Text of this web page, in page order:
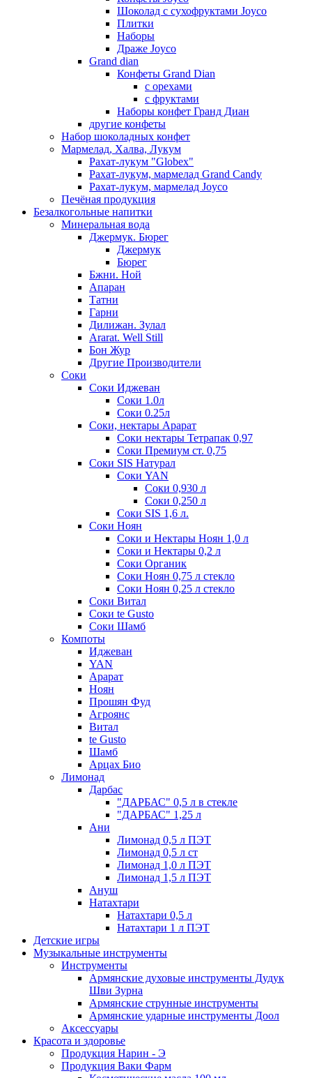
Шоколад с сухофруктами Joyco
Плитки
Наборы
Драже Joyco
Grand dian
Конфеты Grand Dian
с орехами
с фруктами
Наборы конфет Гранд Диан
другие конфеты
Набор шоколадных конфет
Мармелад, Халва, Лукум
Рахат-лукум "Globex"
Рахат-лукум, мармелад Grand Candy
Рахат-лукум, мармелад Joyco
Печёная продукция
Безалкогольные напитки
Минеральная вода
Джермук. Бюрег
Джермук
Бюрег
Бжни. Ной
Апаран
Татни
Гарни
Дилижан. Зулал
Ararat. Well Still
Бон Жур
Другие Производители
Соки
Соки Иджеван
Соки 1.0л
Соки 0.25л
Соки, нектары Арарат
Соки нектары Тетрапак 0,97
Соки Премиум ст. 0,75
Соки SIS Натурал
Соки YAN
Соки 0,930 л
Соки 0,250 л
Соки SIS 1,6 л.
Соки Ноян
Соки и Нектары Ноян 1,0 л
Соки и Нектары 0,2 л
Соки Органик
Соки Ноян 0,75 л стекло
Соки Ноян 0,25 л стекло
Соки Витал
Соки te Gusto
Соки Шамб
Компоты
Иджеван
YAN
Арарат
Ноян
Прошян Фуд
Агроянс
Витал
te Gusto
Шамб
Арцах Био
Лимонад
Дарбас
"ДАРБАС" 0,5 л в стекле
"ДАРБАС" 1,25 л
Ани
Лимонад 0,5 л ПЭТ
Лимонад 0,5 л ст
Лимонад 1,0 л ПЭТ
Лимонад 1,5 л ПЭТ
Ануш
Натахтари
Натахтари 0,5 л
Натахтари 1 л ПЭТ
Детские игры
Музыкальные инструменты
Инструменты
Армянские духовые инструменты Дудук
Шви Зурна
Армянские струнные инструменты
Армянские ударные инструменты Доол
Аксессуары
Красота и здоровье
Продукция Нарин - Э
Продукция Ваки Фарм